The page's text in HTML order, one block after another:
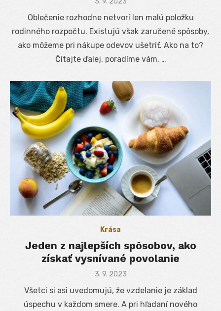
Oblečenie rozhodne netvorí len malú položku
rodinného rozpočtu. Existujú však zaručené spôsoby,
ako môžeme pri nákupe odevov ušetriť. Ako na to?
Čítajte ďalej, poradíme vám. …
Krása
Jeden z najlepších spôsobov, ako
získať vysnívané povolanie
Posted
3. 9. 2023
Všetci si asi uvedomujú, že vzdelanie je základ
úspechu v každom smere. A pri hľadaní nového